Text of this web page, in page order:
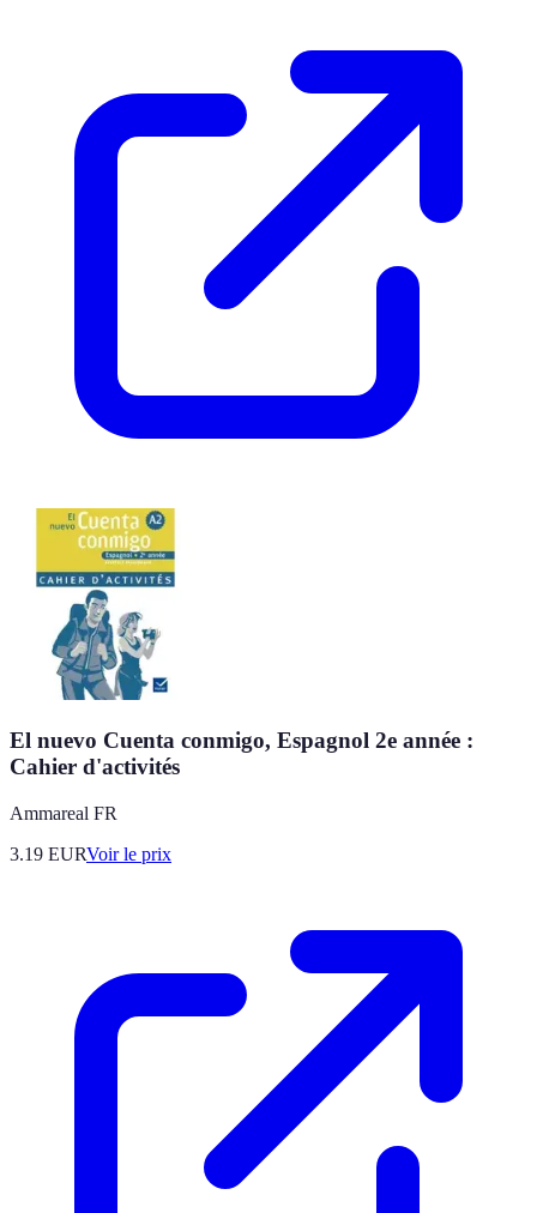
El nuevo Cuenta conmigo, Espagnol 2e année :
Cahier d'activités
Ammareal FR
3.19 EURVoir le prix